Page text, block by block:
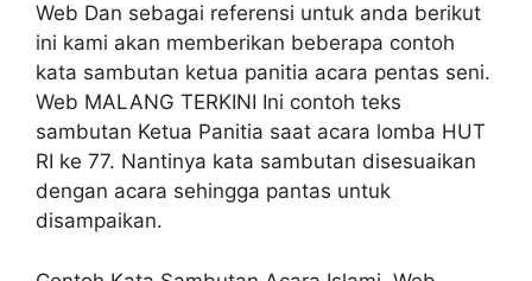
Web Dan sebagai referensi untuk anda berikut
ini kami akan memberikan beberapa contoh
kata sambutan ketua panitia acara pentas seni.
Web MALANG TERKINI Ini contoh teks
sambutan Ketua Panitia saat acara lomba HUT
RI ke 77. Nantinya kata sambutan disesuaikan
dengan acara sehingga pantas untuk
disampaikan.